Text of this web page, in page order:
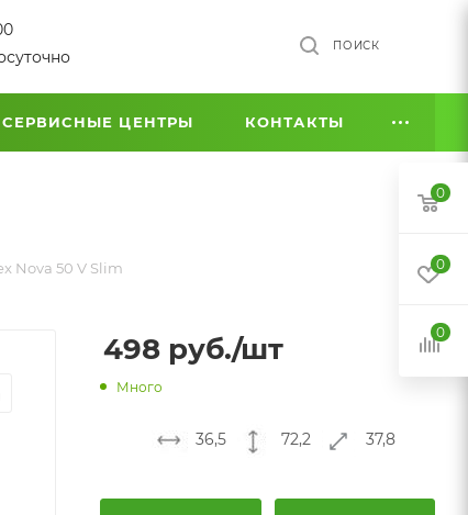
ПОИСК
СЕРВИСНЫЕ ЦЕНТРЫ КОНТАКТЫ
Nova 50 V Slim
498 руб./шт
Много
36,5 72,2 37,8
0
0
0